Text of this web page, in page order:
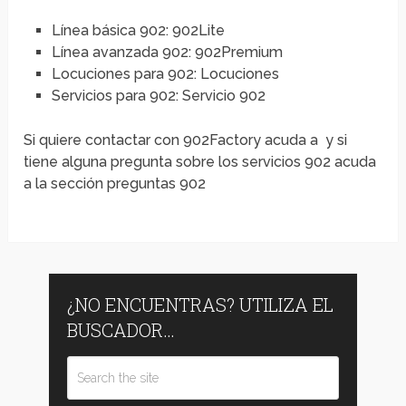
Línea básica 902: 902Lite
Línea avanzada 902: 902Premium
Locuciones para 902: Locuciones
Servicios para 902: Servicio 902
Si quiere contactar con 902Factory acuda a y si
tiene alguna pregunta sobre los servicios 902 acuda
a la sección preguntas 902
¿NO ENCUENTRAS? UTILIZA EL
BUSCADOR…